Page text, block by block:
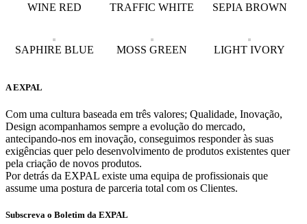
WINE RED TRAFFIC WHITE SEPIA BROWN
SAPHIRE BLUE MOSS GREEN LIGHT IVORY
A EXPAL
Com uma cultura baseada em três valores; Qualidade, Inovação,
Design acompanhamos sempre a evolução do mercado,
antecipando-nos em inovação, conseguimos responder às suas
exigências quer pelo desenvolvimento de produtos existentes quer
pela criação de novos produtos.
Por detrás da EXPAL existe uma equipa de profissionais que
assume uma postura de parceria total com os Clientes.
Subscreva o Boletim da EXPAL